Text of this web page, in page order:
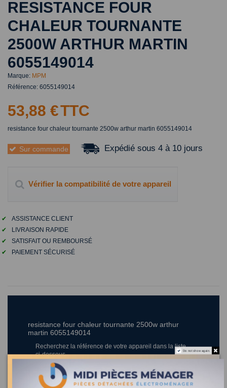
RESISTANCE FOUR
CHALEUR TOURNANTE
2500W ARTHUR MARTIN
6055149014
Marque: MPM
Référence: 6055149014
53,88 €TTC
resistance four chaleur tournante 2500w arthur martin 6055149014
Sur commande Expédié sous 4 à 10 jours
Vérifier la compatibilité de votre appareil
✔
ASSISTANCE CLIENT
✔
LIVRAISON RAPIDE
✔
SATISFAIT OU REMBOURSÉ
✔
PAIEMENT SÉCURISÉ
resistance four chaleur tournante 2500w arthur
martin 6055149014
Recherchez la référence de votre appareil dans la liste
ci-dessous
Do not show again.